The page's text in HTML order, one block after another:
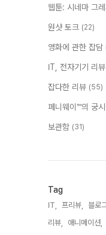
웹툰: 시네마 그레
원샷 토크 (22)
영화에 관한 잡담
IT, 전자기기 리뷰
잡다한 리뷰 (55)
페니웨이™의 궁
보관함 (31)
Tag
IT, 프리뷰, 블로
리뷰,
애니메이션,